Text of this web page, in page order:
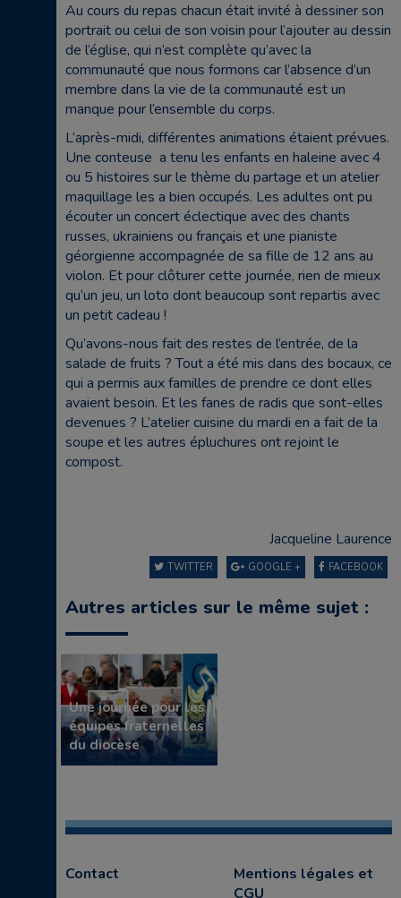
Au cours du repas chacun était invité à dessiner son
portrait ou celui de son voisin pour l’ajouter au dessin
de l’église, qui n’est complète qu’avec la
communauté que nous formons car l’absence d’un
membre dans la vie de la communauté est un
manque pour l’ensemble du corps.
L’après-midi, différentes animations étaient prévues.
Une conteuse a tenu les enfants en haleine avec 4
ou 5 histoires sur le thème du partage et un atelier
maquillage les a bien occupés. Les adultes ont pu
écouter un concert éclectique avec des chants
russes, ukrainiens ou français et une pianiste
géorgienne accompagnée de sa fille de 12 ans au
violon. Et pour clôturer cette journée, rien de mieux
qu’un jeu, un loto dont beaucoup sont repartis avec
un petit cadeau !
Qu’avons-nous fait des restes de l’entrée, de la
salade de fruits ? Tout a été mis dans des bocaux, ce
qui a permis aux familles de prendre ce dont elles
avaient besoin. Et les fanes de radis que sont-elles
devenues ? L’atelier cuisine du mardi en a fait de la
soupe et les autres épluchures ont rejoint le
compost.
Jacqueline Laurence
FACEBOOK
GOOGLE +
TWITTER
Autres articles sur le même sujet :
Une journée pour les
équipes fraternelles
du diocèse
Contact
Mentions légales et
CGU